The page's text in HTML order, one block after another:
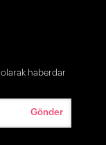
haberdar
Gönder